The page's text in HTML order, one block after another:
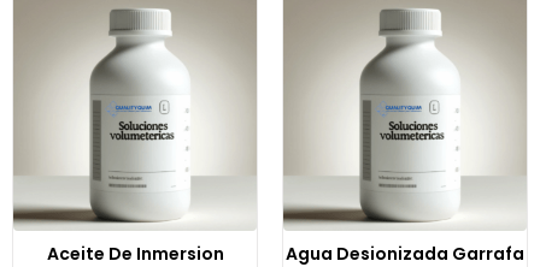
Aceite De Inmersion Agua Desionizada Garrafa